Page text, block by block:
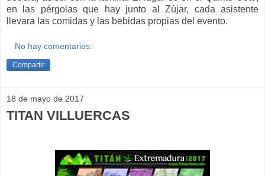
en las pérgolas que hay junto al Zújar, cada asistente
llevara las comidas y las bebidas propias del evento.
No hay comentarios:
Compartir
18 de mayo de 2017
TITAN VILLUERCAS